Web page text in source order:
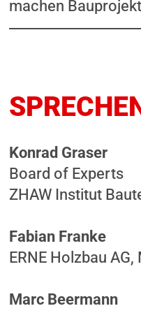
machen
Konrad Graser
Board of Experts
ZHAW Institut
Fabian Franke
ERNE Holzbau
Marc Beermann